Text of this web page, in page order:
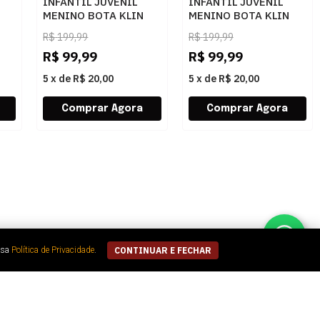
MENINO BOTA KLIN
8092CAFEGOMA
R$199,99
R$ 99,99
5 x de R$ 20,00
MENINO BOTA KLIN
16680CAPUCCINOCAFE
R$199,99
R$ 99,99
5 x de R$ 20,00
Política de Privacidade CONTINUAR E FECHAR